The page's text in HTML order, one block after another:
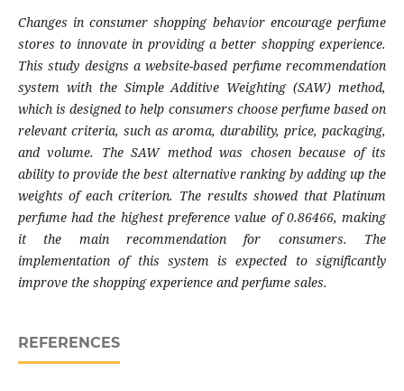
Changes in consumer shopping behavior encourage perfume
stores to innovate in providing a better shopping experience.
This study designs a website-based perfume recommendation
system with the Simple Additive Weighting (SAW) method,
which is designed to help consumers choose perfume based on
relevant criteria, such as aroma, durability, price, packaging,
and volume. The SAW method was chosen because of its
ability to provide the best alternative ranking by adding up the
weights of each criterion. The results showed that Platinum
perfume had the highest preference value of 0.86466, making
it the main recommendation for consumers. The
implementation of this system is expected to significantly
improve the shopping experience and perfume sales.
REFERENCES